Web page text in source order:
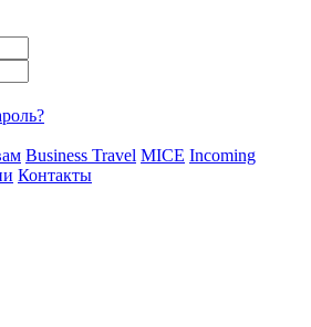
Business Travel MICE Incoming
Контакты